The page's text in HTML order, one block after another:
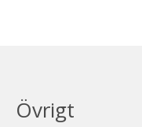
Övrigt